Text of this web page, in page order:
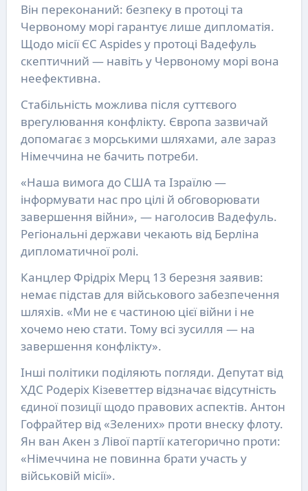
Він переконаний: безпеку в протоці та
Червоному морі гарантує лише дипломатія.
Щодо місії ЄС Aspides у протоці Вадефуль
скептичний — навіть у Червоному морі вона
неефективна.
Стабільність можлива після суттєвого
врегулювання конфлікту. Європа зазвичай
допомагає з морськими шляхами, але зараз
Німеччина не бачить потреби.
«Наша вимога до США та Ізраїлю —
інформувати нас про цілі й обговорювати
завершення війни», — наголосив Вадефуль.
Регіональні держави чекають від Берліна
дипломатичної ролі.
Канцлер Фрідріх Мерц 13 березня заявив:
немає підстав для військового забезпечення
шляхів. «Ми не є частиною цієї війни і не
хочемо нею стати. Тому всі зусилля — на
завершення конфлікту».
Інші політики поділяють погляди. Депутат від
ХДС Родеріх Кізеветтер відзначає відсутність
єдиної позиції щодо правових аспектів. Антон
Гофрайтер від «Зелених» проти внеску флоту.
Ян ван Акен з Лівої партії категорично проти:
«Німеччина не повинна брати участь у
військовій місії».